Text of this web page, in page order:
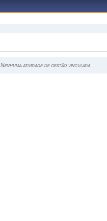
Nenhuma atividade de gestão vinculada